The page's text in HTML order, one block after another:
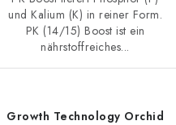
und Kalium (K) in reiner Form.
PK (14/15) Boost ist ein
nährstoffreiches...
Growth Technology Orchid